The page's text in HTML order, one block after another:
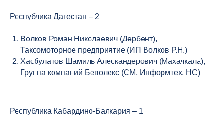
Республика Дагестан – 2
Волков Роман Николаевич (Дербент),
Таксомоторное предприятие (ИП Волков Р.Н.)
Хасбулатов Шамиль Алескандерович (Махачкала),
Группа компаний Беволекс (СМ, Информтех, НС)
Республика Кабардино-Балкария – 1